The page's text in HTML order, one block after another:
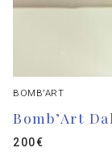
BOMB'ART
Bomb’Art
200€